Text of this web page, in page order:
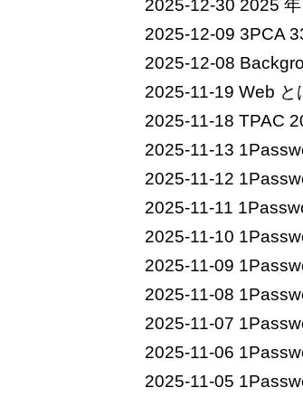
2025-12-30 2025
2025-12-09 3PCA
2025-12-08
2025-11-19 Web と
2025-11-18 TPAC
2025-11-13
2025-11-12
2025-11-11
2025-11-10
2025-11-09
2025-11-08
2025-11-07
2025-11-06
2025-11-05